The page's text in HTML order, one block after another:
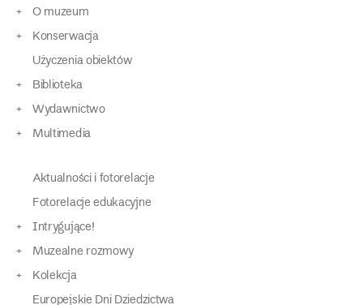
O muzeum
Konserwacja
Użyczenia obiektów
Biblioteka
Wydawnictwo
Multimedia
Aktualności i fotorelacje
Fotorelacje edukacyjne
Intrygujące!
Muzealne rozmowy
Kolekcja
Europejskie Dni Dziedzictwa